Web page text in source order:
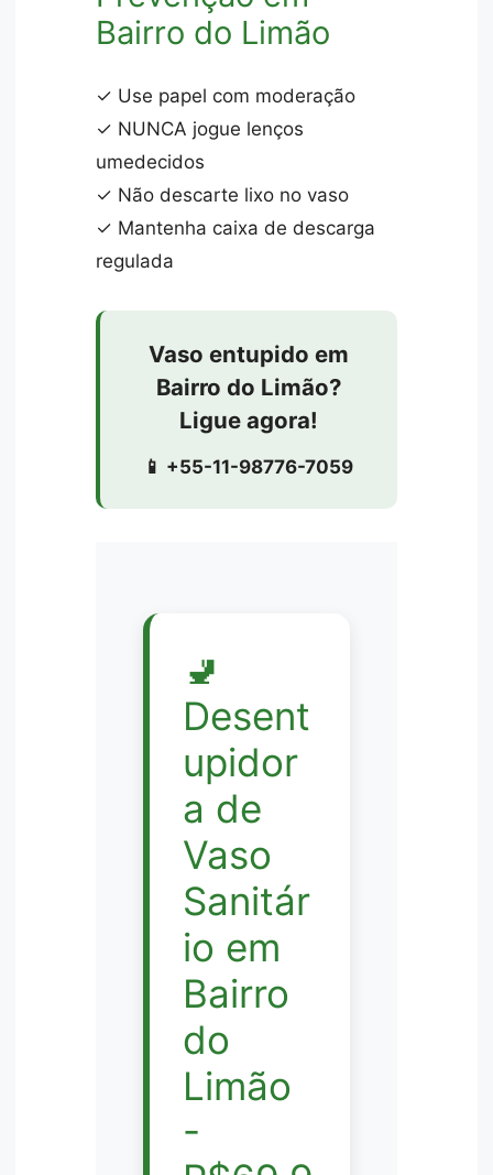
Bairro do Limão
✓ Use papel com moderação
✓ NUNCA jogue lenços
umedecidos
✓ Não descarte lixo no vaso
✓ Mantenha caixa de descarga
regulada
Vaso entupido em
Bairro do Limão?
Ligue agora!
📱 +55-11-98776-7059
🚽
Desent
upidor
a de
Vaso
Sanitár
io em
Bairro
do
Limão
-